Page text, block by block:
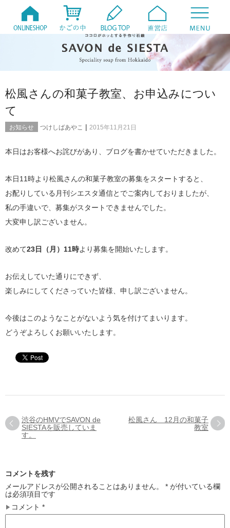
松風さんの和菓子教室、お申込みについ
て
お知らせ つけしばあやこ | 2015年11月21日
本日はお客様へお詫びがあり、ブログを書かせていただきました。
本日11時より松風さんの和菓子教室の募集をスタートすると、
お配りしている月刊シエスタ通信とでご案内しておりましたが、
私の手違いで、募集がスタートできませんでした。
大変申し訳ございません。
改めて23日（月）11時より募集を開始いたします。
お伝えしていた通りにできず、
楽しみにしてくださっていた皆様、申し訳ございません。
今後はこのようなことがないよう気を付けてまいります。
どうぞよろしくお願いいたします。
渋谷のHMVでSAVON de
SIESTAを販売していま
す。
松風さん 12月の和菓子
教室
コメントを残す
メールアドレスが公開されることはありません。
* が付いている欄
は必須項目です
コメント *